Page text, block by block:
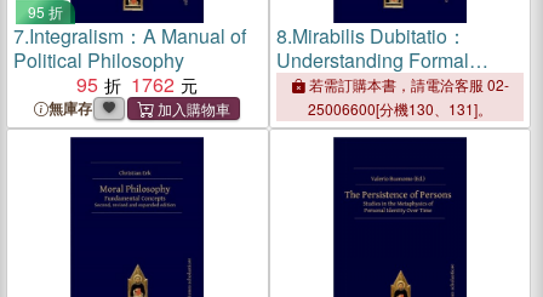
95 折
7.Integralism：A Manual of
Political Philosophy
95
1762
無庫存
8.Mirabilis Dubitatio：
Understanding Formal
Production in Thomas
Aquinas and its Role in his
Metaphysics of 'Esse'
若需訂購本書，請電洽客服 02-
25006600[分機130、131]。